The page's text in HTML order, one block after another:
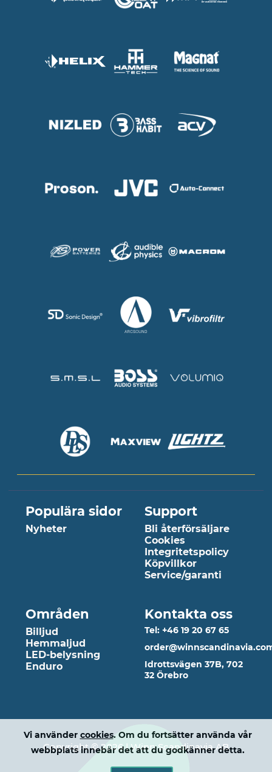
Vi använder cookies. Om du fortsätter använda vår
webbplats innebär det att du godkänner detta.
Populära sidor
Nyheter
Support
Bli återförsäljare
Cookies
Integritetspolicy
Köpvillkor
Service/garanti
Områden
Billjud
Hemmaljud
LED-belysning
Enduro
Kontakta oss
Tel: +46 19 20 67 65
Idrottsvägen 37B, 702
32 Örebro
Copyright © 2026 | Winn Scandinavia AB